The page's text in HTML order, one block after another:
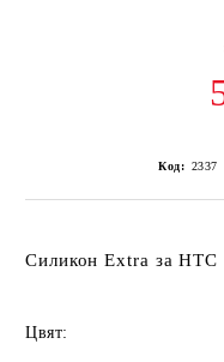
Код: 2337
Силикон Extra за HTC
Цвят: